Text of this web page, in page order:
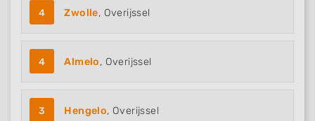
4 Zwolle, Overijssel
4 Almelo, Overijssel
3 Hengelo, Overijssel